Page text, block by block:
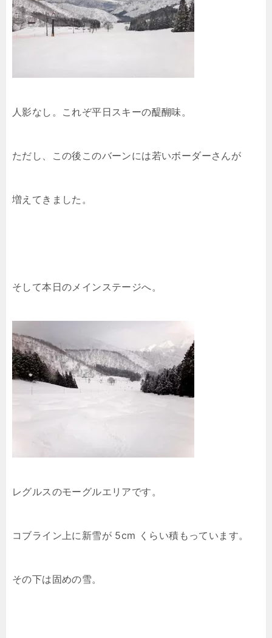
人影なし。これぞ平日スキーの醍醐味。
ただし、この後このバーンには若いボーダーさんが
増えてきました。
そして本日のメインステージへ。
レグルスのモーグルエリアです。
コブライン上に新雪が 5cm くらい積もっています。
その下は固めの雪。